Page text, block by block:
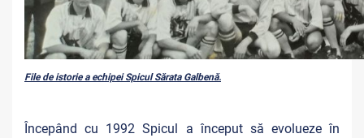
File de istorie a echipei Spicul Sărata Galbenă.
Începând cu 1992 Spicul a început să evolueze în